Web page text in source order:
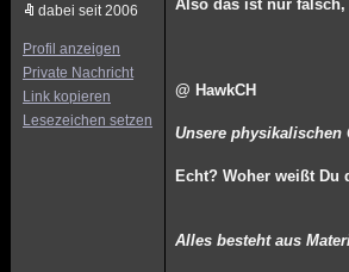
dabei seit 2006
Profil anzeigen
Private Nachricht
Link kopieren
Lesezeichen setzen
Also das ist nur
@ HawkCH
Unsere physikalischen
Echt? Woher weißt Du
Alles besteht aus